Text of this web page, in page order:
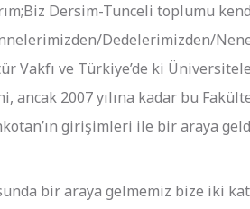
Dersim-Tunceli toplumu
Dedelerimizden/
Vakfı ve Türkiye’de ki
ancak 2007 yılına kadar bu
girişimleri ile bir araya
bir araya gelmemiz bize iki